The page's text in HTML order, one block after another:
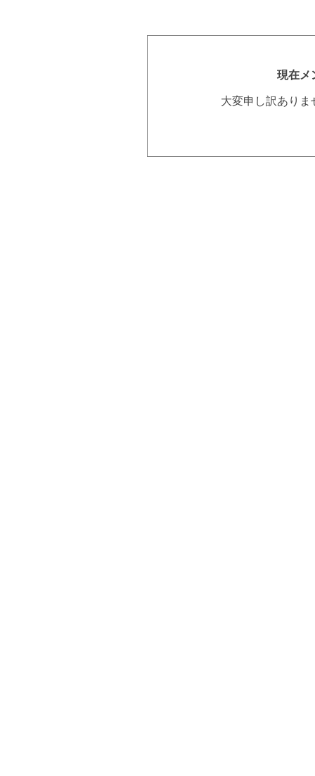
現在メ
大変申し訳あり